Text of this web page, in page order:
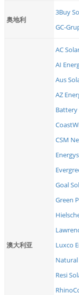
奥地利
3Buy
GC-
澳大利亚
AC
AI
Aus
AZ
Battery
CSM
Goal
Green
Luxco
Natural
Resi